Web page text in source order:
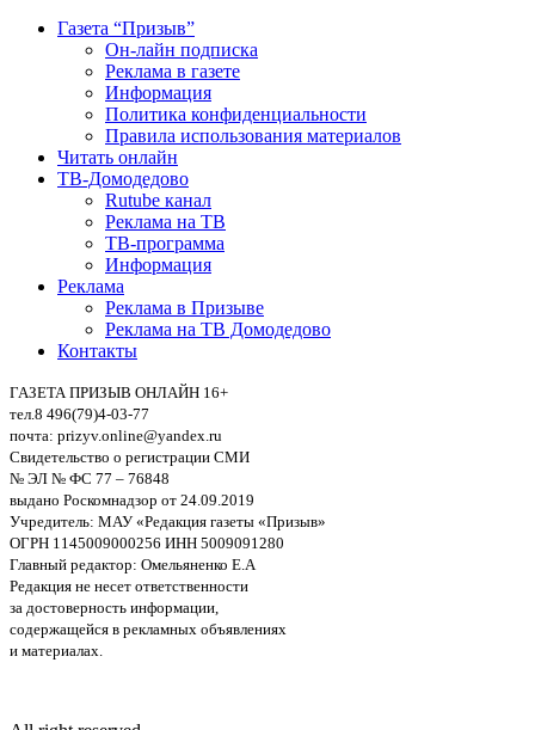
Газета “Призыв”
Он-лайн подписка
Реклама в газете
Информация
Политика конфиденциальности
Правила использования материалов
Читать онлайн
ТВ-Домодедово
Rutube канал
Реклама на ТВ
ТВ-программа
Информация
Реклама
Реклама в Призыве
Реклама на ТВ Домодедово
Контакты
ГАЗЕТА ПРИЗЫВ ОНЛАЙН 16+
тел.8 496(79)4-03-77
почта: prizyv.online@yandex.ru
Свидетельство о регистрации СМИ
№ ЭЛ № ФС 77 – 76848
выдано Роскомнадзор от 24.09.2019
Учредитель: МАУ «Редакция газеты «Призыв»
ОГРН 1145009000256 ИНН 5009091280
Главный редактор: Омельяненко Е.А
Редакция не несет ответственности
за достоверность информации,
содержащейся в рекламных объявлениях
и материалах.